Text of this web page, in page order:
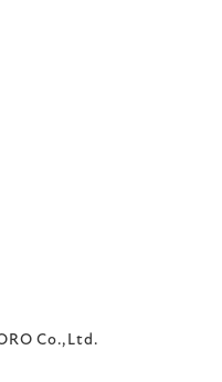
Co.,Ltd.